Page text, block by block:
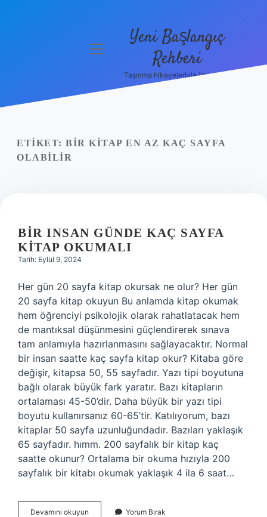
Politikası
Yasal Uyarı
menüyü
Yeni Başlangıç
Rehberi
Taşınma hikayeleriyle ilham bul!
ETIKET: BIR KITAP EN AZ KAÇ SAYFA
OLABILIR
BIR INSAN GÜNDE KAÇ SAYFA
KITAP OKUMALI
Tarih: Eylül 9, 2024
Her gün 20 sayfa kitap okursak ne olur? Her gün
20 sayfa kitap okuyun Bu anlamda kitap okumak
hem öğrenciyi psikolojik olarak rahatlatacak hem
de mantıksal düşünmesini güçlendirerek sınava
tam anlamıyla hazırlanmasını sağlayacaktır. Normal
bir insan saatte kaç sayfa kitap okur? Kitaba göre
değişir, kitapsa 50, 55 sayfadır. Yazı tipi boyutuna
bağlı olarak büyük fark yaratır. Bazı kitapların
ortalaması 45-50’dir. Daha büyük bir yazı tipi
boyutu kullanırsanız 60-65’tir. Katılıyorum, bazı
kitaplar 50 sayfa uzunluğundadır. Bazıları yaklaşık
65 sayfadır. hımm. 200 sayfalık bir kitap kaç
saatte okunur? Ortalama bir okuma hızıyla 200
sayfalık bir kitabı okumak yaklaşık 4 ila 6 saat…
Devamını okuyun Yorum Bırak